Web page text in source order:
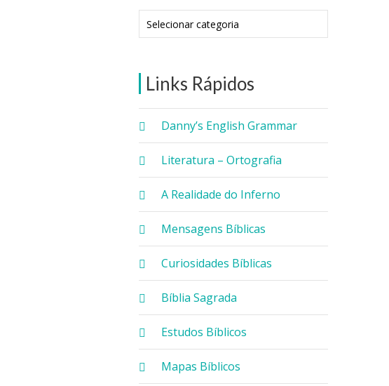
Links Rápidos
Danny’s English Grammar
Literatura – Ortografia
A Realidade do Inferno
Mensagens Bíblicas
Curiosidades Bíblicas
Bíblia Sagrada
Estudos Bíblicos
Mapas Bíblicos